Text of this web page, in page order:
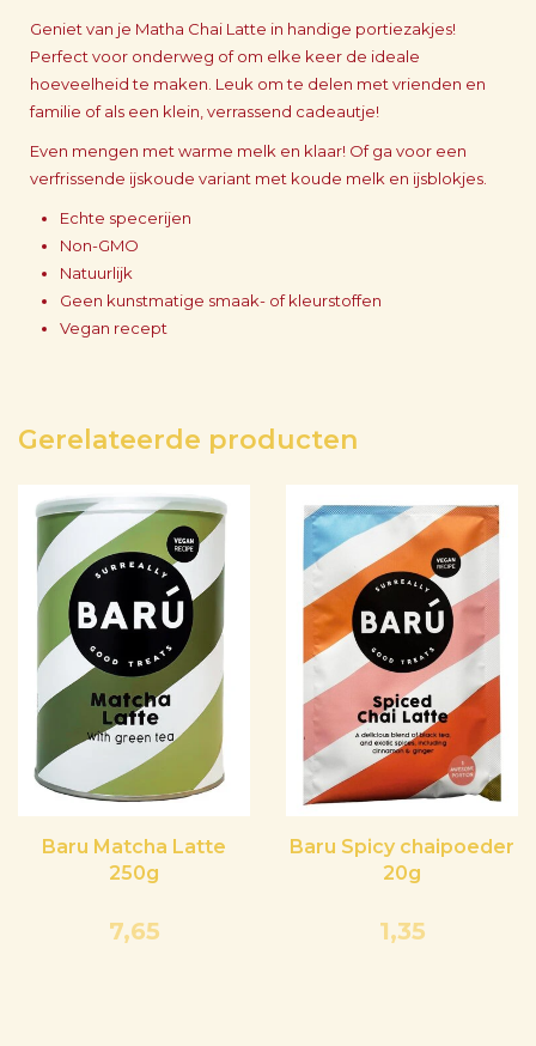
Geniet van je Matha Chai Latte in handige portiezakjes!
Perfect voor onderweg of om elke keer de ideale
hoeveelheid te maken. Leuk om te delen met vrienden en
familie of als een klein, verrassend cadeautje!
Even mengen met warme melk en klaar! Of ga voor een
verfrissende ijskoude variant met koude melk en ijsblokjes.
Echte specerijen
Non-GMO
Natuurlijk
Geen kunstmatige smaak- of kleurstoffen
Vegan recept
Gerelateerde producten
Baru Matcha Latte
250g
7,65
Baru Spicy chaipoeder
20g
1,35